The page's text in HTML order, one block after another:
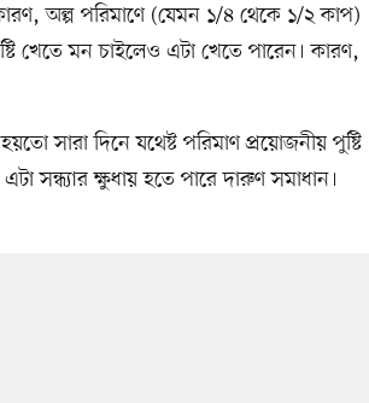
অল্প পরিমাণে (যেমন ১/৪ থেকে ১/২ কাপ)
খেতে মন চাইলেও এটা খেতে পারেন। কারণ,
সারা দিনে যথেষ্ট পরিমাণ প্রয়োজনীয় পুষ্টি
সন্ধ্যার ক্ষুধায় হতে পারে দারুণ সমাধান।